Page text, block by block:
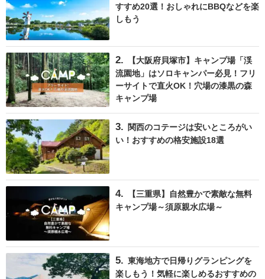
すすめ20選！おしゃれにBBQなどを楽
しもう
【大阪府貝塚市】キャンプ場「渓
流園地」はソロキャンパー必見！フリ
ーサイトで直火OK！穴場の漆黒の森
キャンプ場
関西のコテージは安いところがい
い！おすすめの格安施設18選
【三重県】自然豊かで素敵な無料
キャンプ場～須原親水広場～
東海地方で日帰りグランピングを
楽しもう！気軽に楽しめるおすすめの